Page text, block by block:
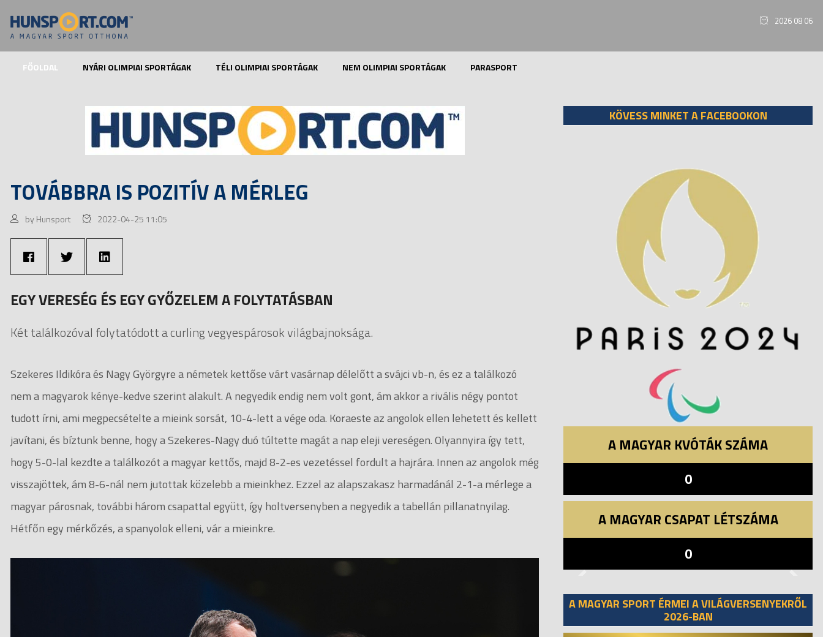
2026 08 06
FŐOLDAL NYÁRI OLIMPIAI SPORTÁGAK TÉLI OLIMPIAI SPORTÁGAK NEM OLIMPIAI SPORTÁGAK PARASPORT
TOVÁBBRA IS POZITÍV A MÉRLEG
by Hunsport 2022-04-25 11:05
EGY VERESÉG ÉS EGY GYŐZELEM A FOLYTATÁSBAN
Két találkozóval folytatódott a curling vegyespárosok világbajnoksága.
Szekeres Ildikóra és Nagy Györgyre a németek kettőse várt vasárnap délelőtt a svájci vb-n, és ez a találkozó
nem a magyarok kénye-kedve szerint alakult. A negyedik endig nem volt gont, ám akkor a rivális négy pontot
tudott írni, ami megpecsételte a mieink sorsát, 10-4-lett a vége oda. Koraeste az angolok ellen lehetett és kellett
javítani, és bíztunk benne, hogy a Szekeres-Nagy duó túltette magát a nap eleji vereségen. Olyannyira így tett,
hogy 5-0-lal kezdte a találkozót a magyar kettős, majd 8-2-es vezetéssel fordult a hajrára. Innen az angolok még
visszajöttek, ám 8-6-nál nem jutottak közelebb a mieinkhez. Ezzel az alapszakasz harmadánál 2-1-a mérlege a
magyar párosnak, további három csapattal együtt, így holtversenyben a negyedik a tabellán pillanatnyilag.
Hétfőn egy mérkőzés, a spanyolok elleni, vár a mieinkre.
KÖVESS MINKET A FACEBOOKON
A MAGYAR KVÓTÁK SZÁMA
0
A MAGYAR CSAPAT LÉTSZÁMA
0
A MAGYAR SPORT ÉRMEI A VILÁGVERSENYEKRŐL
2026-BAN